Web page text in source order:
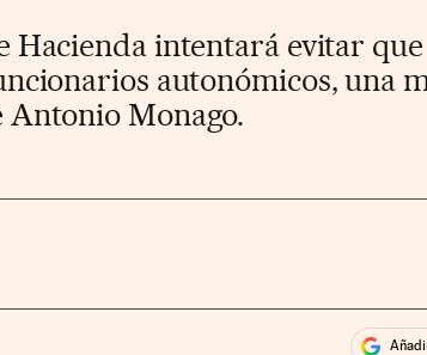
Hacienda intentará evitar
autonómicos, una
Antonio Monago.